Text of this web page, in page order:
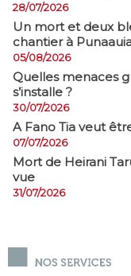
28/07/2026
​Un mort et deux
chantier à
05/08/2026
Quelles menaces
s’installe ?
30/07/2026
A Fano Tia veut
07/07/2026
Mort de Heirani
vue
31/07/2026